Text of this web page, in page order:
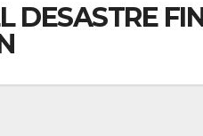
DESASTRE